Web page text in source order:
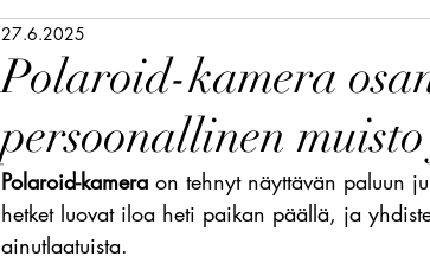
Polaroid-kamera
persoonallinen
27.6.2025
Polaroid-kamera on tehnyt näyttävän paluun
hetket luovat iloa heti paikan päällä, ja
ainutlaatuista.